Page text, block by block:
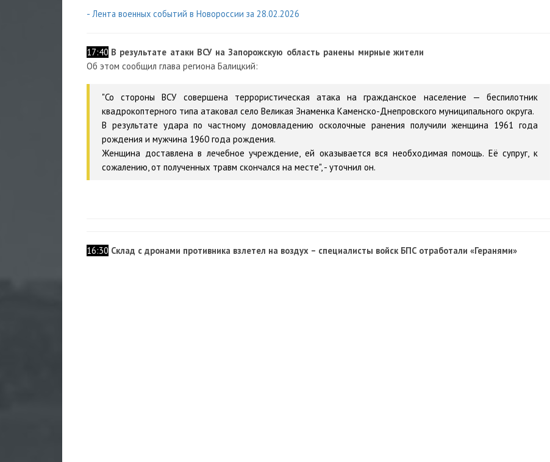
- Лента военных событий в Новороссии за 28.02.2026
17:40 В результате атаки ВСУ на Запорожскую область ранены мирные жители
Об этом сообщил глава региона Балицкий:
"Со стороны ВСУ совершена террористическая атака на гражданское население — беспилотник
квадрокоптерного типа атаковал село Великая Знаменка Каменско-Днепровского муниципального округа.
В результате удара по частному домовладению осколочные ранения получили женщина 1961 года
рождения и мужчина 1960 года рождения.
Женщина доставлена в лечебное учреждение, ей оказывается вся необходимая помощь. Её супруг, к
сожалению, от полученных травм скончался на месте", - уточнил он.
16:30 Склад с дронами противника взлетел на воздух – специалисты войск БПС отработали «Геранями»